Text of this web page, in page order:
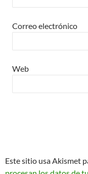
Correo electrónico
Web
Este sitio usa Akismet